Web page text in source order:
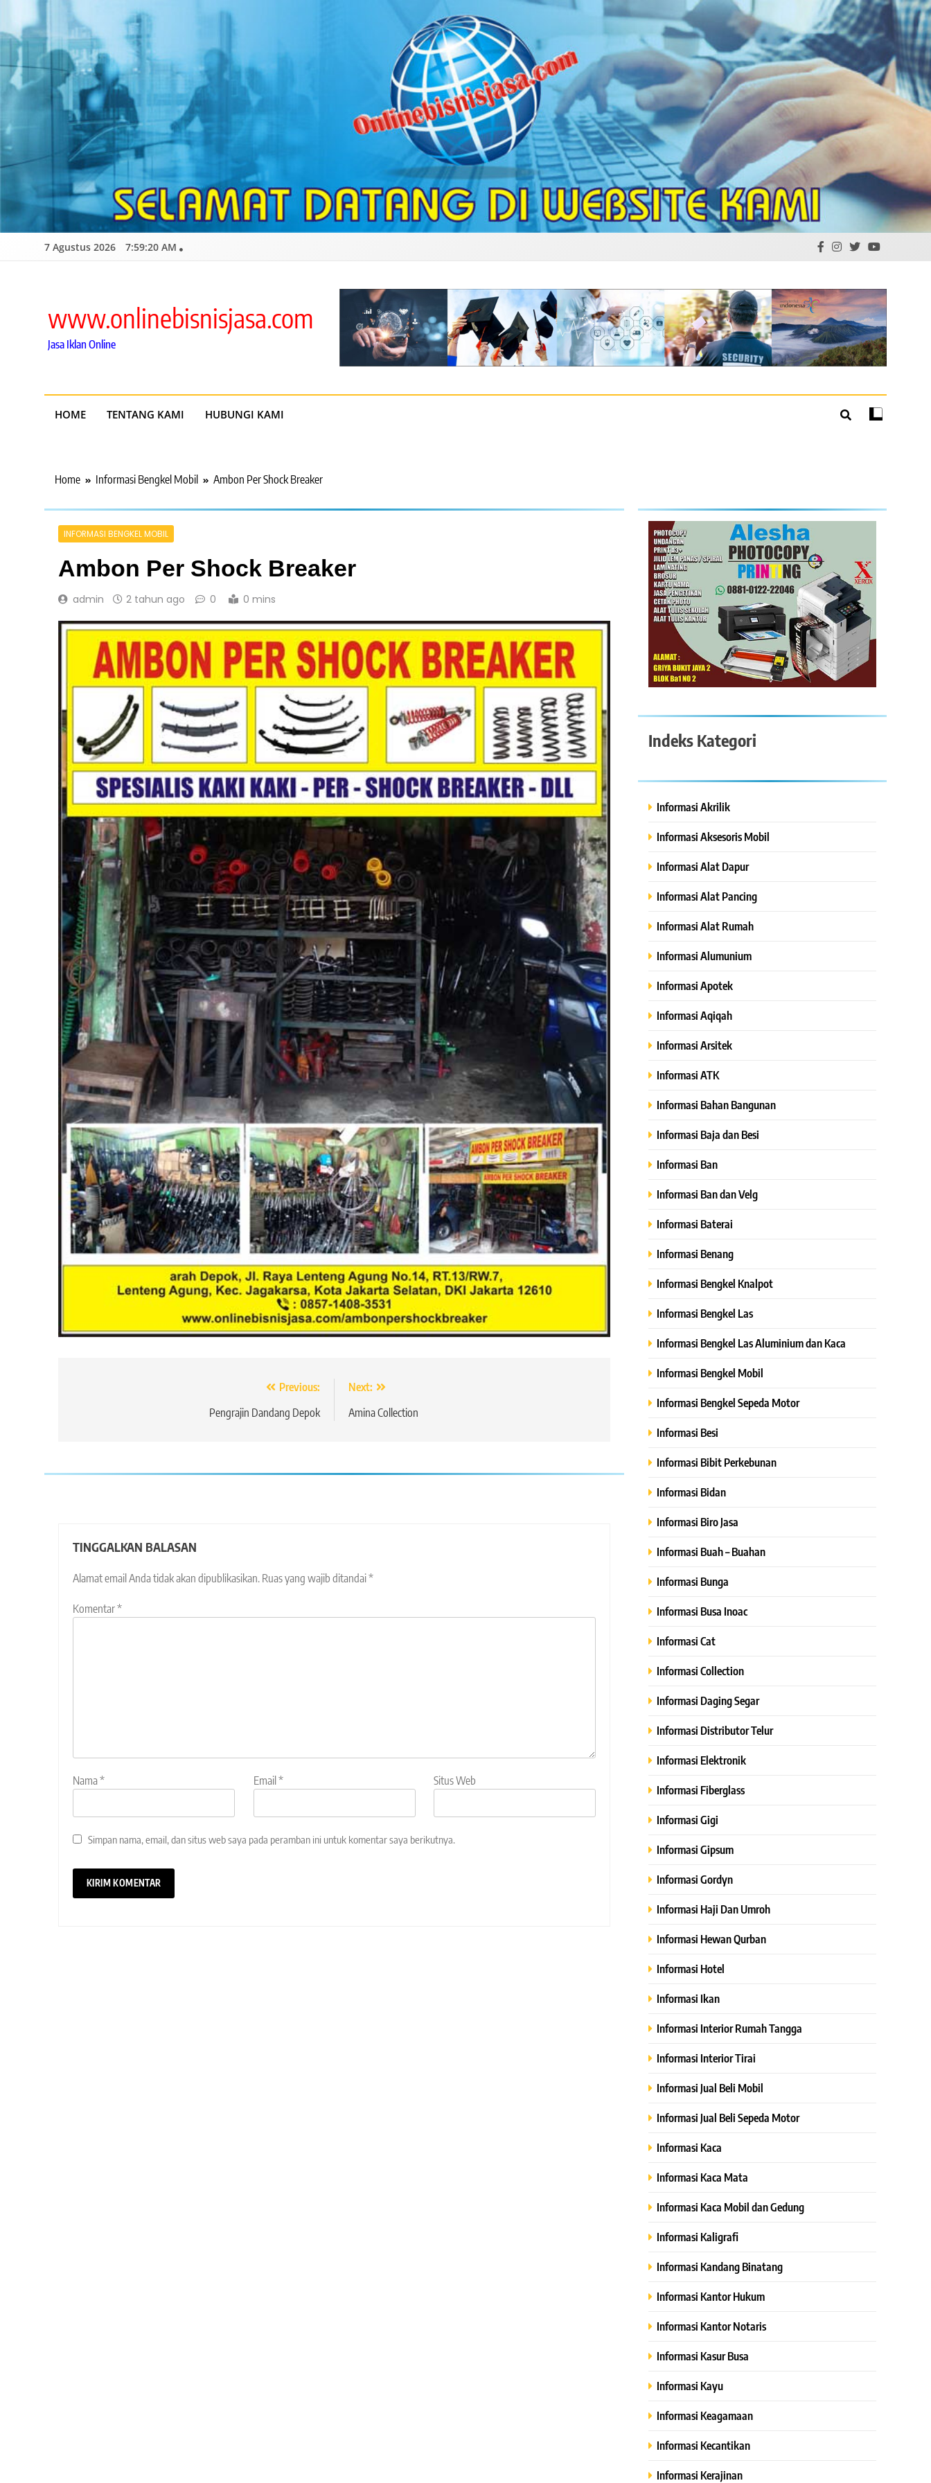
content
7 Agustus 2026 7:59:22 AM
www.onlinebisnisjasa.com
Jasa Iklan Online
HOME TENTANG KAMI HUBUNGI KAMI
Home Informasi Bengkel Mobil Ambon Per Shock Breaker
INFORMASI BENGKEL MOBIL
Ambon Per Shock Breaker
admin 2 tahun ago 0 0 mins
Previous:
Pengrajin Dandang Depok
Next:
Amina Collection
TINGGALKAN BALASAN
Alamat email Anda tidak akan dipublikasikan. Ruas yang wajib ditandai*
Komentar*
Nama* Email* Situs Web
Simpan nama, email, dan situs web saya pada peramban ini untuk komentar saya berikutnya.
Indeks Kategori
Informasi Akrilik
Informasi Aksesoris Mobil
Informasi Alat Dapur
Informasi Alat Pancing
Informasi Alat Rumah
Informasi Alumunium
Informasi Apotek
Informasi Aqiqah
Informasi Arsitek
Informasi ATK
Informasi Bahan Bangunan
Informasi Baja dan Besi
Informasi Ban
Informasi Ban dan Velg
Informasi Baterai
Informasi Benang
Informasi Bengkel Knalpot
Informasi Bengkel Las
Informasi Bengkel Las Aluminium dan Kaca
Informasi Bengkel Mobil
Informasi Bengkel Sepeda Motor
Informasi Besi
Informasi Bibit Perkebunan
Informasi Bidan
Informasi Biro Jasa
Informasi Buah – Buahan
Informasi Bunga
Informasi Busa Inoac
Informasi Cat
Informasi Collection
Informasi Daging Segar
Informasi Distributor Telur
Informasi Elektronik
Informasi Fiberglass
Informasi Gigi
Informasi Gipsum
Informasi Gordyn
Informasi Haji Dan Umroh
Informasi Hewan Qurban
Informasi Hotel
Informasi Ikan
Informasi Interior Rumah Tangga
Informasi Interior Tirai
Informasi Jual Beli Mobil
Informasi Jual Beli Sepeda Motor
Informasi Kaca
Informasi Kaca Mata
Informasi Kaca Mobil dan Gedung
Informasi Kaligrafi
Informasi Kandang Binatang
Informasi Kantor Hukum
Informasi Kantor Notaris
Informasi Kasur Busa
Informasi Kayu
Informasi Keagamaan
Informasi Kecantikan
Informasi Kerajinan